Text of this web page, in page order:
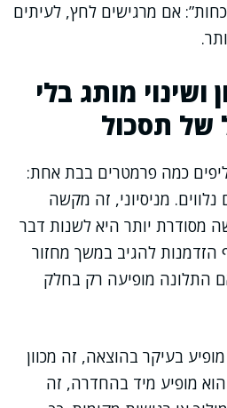
אם מרגישים לחץ, לעיתים
ושינוי מותג בלי
של תסכול
כמה פרמטרים בבת אחת:
מניסיוני, זה מקשה
מסודרת יותר היא לשנות דבר
להגיב במשך מחזור
התלונה מופיעה רק בחלק
בעיקר בהוצאה, זה מכוון
הוא מופיע מיד בהחדרה, זה